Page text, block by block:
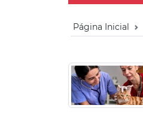
Página Inicial